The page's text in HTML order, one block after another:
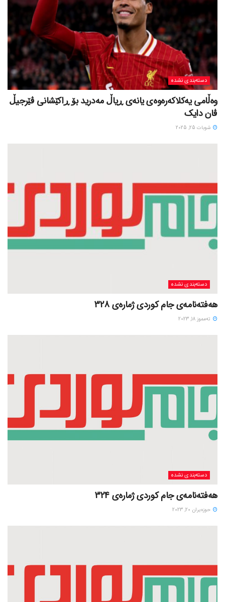
دسته‌بندی نشده
وەڵامی یەکلاکەرەوەی یانەی ڕیاڵ مەدرید بۆ ڕاکێشانی ڤێرجیڵ
ڤان دایک
شوبات 25, 2025
دسته‌بندی نشده
هەفتەنامەی جام کوردی ژمارەی 328
ته‌مموز 18, 2023
دسته‌بندی نشده
هەفتەنامەی جام کوردی ژمارەی 324
حوزه‌یران 20, 2023